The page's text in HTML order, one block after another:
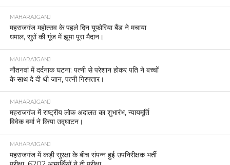
MAHARAJGANJ
महराजगंज महोत्सव के पहले दिन यूफोरिया बैंड ने मचाया
धमाल, सुरों की गूंज में झूमा पूरा मैदान।
MAHARAJGANJ
नौतनवां में दर्दनाक घटना: पत्नी से परेशान होकर पति ने बच्चों
के साथ दे दी थी जान, पत्नी गिरफ्तार।
MAHARAJGANJ
महराजगंज में राष्ट्रीय लोक अदालत का शुभारंभ, न्यायमूर्ति
विवेक वर्मा ने किया उद्घाटन।
MAHARAJGANJ
महराजगंज में कड़ी सुरक्षा के बीच संपन्न हुई उपनिरीक्षक भर्ती